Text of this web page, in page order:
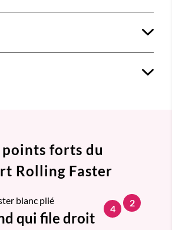
points forts du
Rolling Faster
qui file droit
2
4